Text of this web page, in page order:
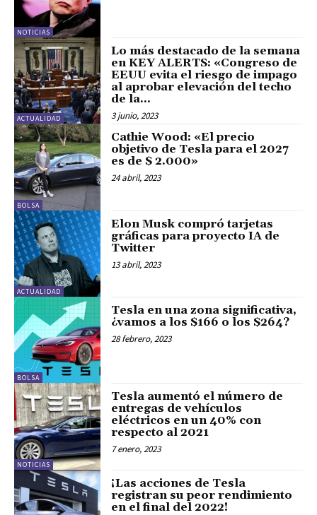
NOTICIAS
ACTUALIDAD
Lo más destacado de la semana
en KEY ALERTS: «Congreso de
EEUU evita el riesgo de impago
al aprobar elevación del techo
de la...
3 junio, 2023
BOLSA
Cathie Wood: «El precio
objetivo de Tesla para el 2027
es de $ 2.000»
24 abril, 2023
ACTUALIDAD
Elon Musk compró tarjetas
gráficas para proyecto IA de
Twitter
13 abril, 2023
BOLSA
Tesla en una zona significativa,
¿vamos a los $166 o los $264?
28 febrero, 2023
NOTICIAS
Tesla aumentó el número de
entregas de vehículos
eléctricos en un 40% con
respecto al 2021
7 enero, 2023
¡Las acciones de Tesla
registran su peor rendimiento
en el final del 2022!